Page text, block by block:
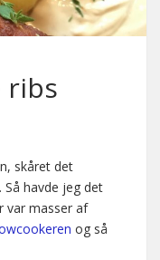
ribs
skåret det
Så havde jeg det
var masser af
og så